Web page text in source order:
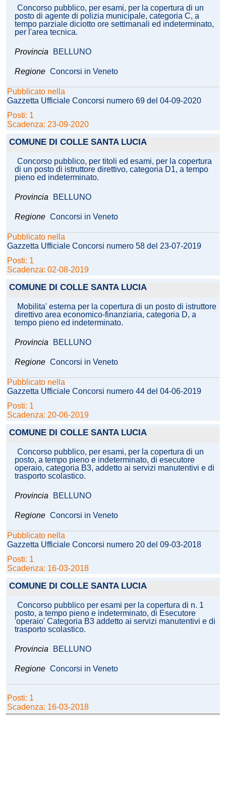
Concorso pubblico, per esami, per la copertura di un
posto di agente di polizia municipale, categoria C, a
tempo parziale diciotto ore settimanali ed indeterminato,
per l'area tecnica.
Provincia BELLUNO
Regione Concorsi in Veneto
Pubblicato nella
Gazzetta Ufficiale Concorsi numero 69 del 04-09-2020
Posti: 1
Scadenza: 23-09-2020
COMUNE DI COLLE SANTA LUCIA
Concorso pubblico, per titoli ed esami, per la copertura
di un posto di istruttore direttivo, categoria D1, a tempo
pieno ed indeterminato.
Provincia BELLUNO
Regione Concorsi in Veneto
Pubblicato nella
Gazzetta Ufficiale Concorsi numero 58 del 23-07-2019
Posti: 1
Scadenza: 02-08-2019
COMUNE DI COLLE SANTA LUCIA
Mobilita' esterna per la copertura di un posto di istruttore
direttivo area economico-finanziaria, categoria D, a
tempo pieno ed indeterminato.
Provincia BELLUNO
Regione Concorsi in Veneto
Pubblicato nella
Gazzetta Ufficiale Concorsi numero 44 del 04-06-2019
Posti: 1
Scadenza: 20-06-2019
COMUNE DI COLLE SANTA LUCIA
Concorso pubblico, per esami, per la copertura di un
posto, a tempo pieno e indeterminato, di esecutore
operaio, categoria B3, addetto ai servizi manutentivi e di
trasporto scolastico.
Provincia BELLUNO
Regione Concorsi in Veneto
Pubblicato nella
Gazzetta Ufficiale Concorsi numero 20 del 09-03-2018
Posti: 1
Scadenza: 16-03-2018
COMUNE DI COLLE SANTA LUCIA
Concorso pubblico per esami per la copertura di n. 1
posto, a tempo pieno e indeterminato, di Esecutore
'operaio' Categoria B3 addetto ai servizi manutentivi e di
trasporto scolastico.
Provincia BELLUNO
Regione Concorsi in Veneto
Posti: 1
Scadenza: 16-03-2018